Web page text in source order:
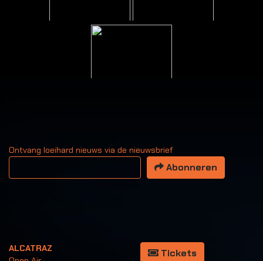
Ontvang loeihard nieuws via de nieuwsbrief
Uw email adres
Abonneren
ALCATRAZ
Tickets